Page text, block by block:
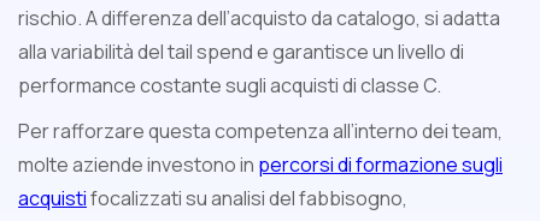
rischio. A differenza dell’acquisto da catalogo, si adatta
alla variabilità del tail spend e garantisce un livello di
performance costante sugli acquisti di classe C.
Per rafforzare questa competenza all’interno dei team,
molte aziende investono in percorsi di formazione sugli
acquistifocalizzati su analisi del fabbisogno,